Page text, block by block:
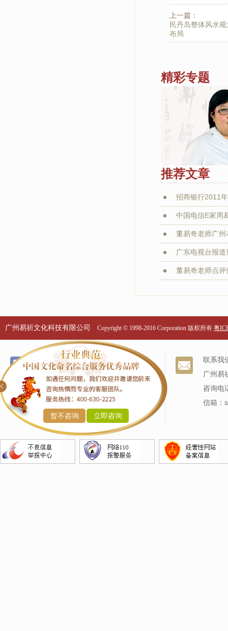
上一篇：
民丹岛整体风水规
布局
精彩专题
推荐文章
招商银行2011
中国电信E家周
董易奇老师广
广东电视台报
董易奇老师点
广州易祈文化科技有限公司 Copyright © 1998-2016 Corporation 版权所有 粤
暂不咨询 立即咨询
个名服务
改名服务
商标命名
产品命名
企业命名
关于我们
我们的历史
专家阵容
联系我
广州易
咨询电
信箱：